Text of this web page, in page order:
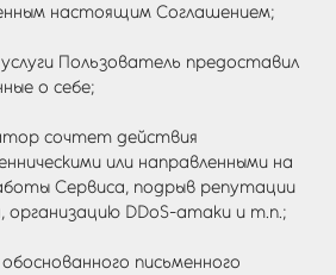
настоящим Соглашением;
Пользователь предоставил
о себе;
сочтет действия
или направленными на
Сервиса, подрыв репутации
организацию DDoS-атаки и т.п.;
обоснованного письменного